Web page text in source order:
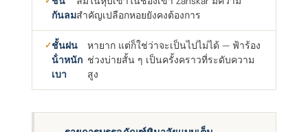
กันลมสําคัญเปลือกหอยยังคงต้องการ
ชั้นฝน
น้ําหนัก
เบา
หายาก แต่ก็ใช่ว่าจะเป็นไปไม่ได้ — ฟ้าร้อง
ช่วงบ่ายสั้น ๆ เป็นครั้งคราวที่ระดับความ
สูง